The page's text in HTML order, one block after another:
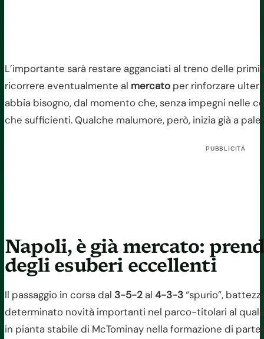
L’importante sarà restare agganciati al treno delle
ricorrere eventualmente al mercato per rinforzare
abbia bisogno, dal momento che, senza impegni nelle
che sufficienti. Qualche malumore, però, inizia già a
PUBBLICITÀ
Napoli, è già mercato:
degli esuberi eccellenti
Il passaggio in corsa dal 3-5-2 al 4-3-3“spurio”,
determinato novità importanti nel parco-titolari al quale
in pianta stabile di McTominay nella formazione di